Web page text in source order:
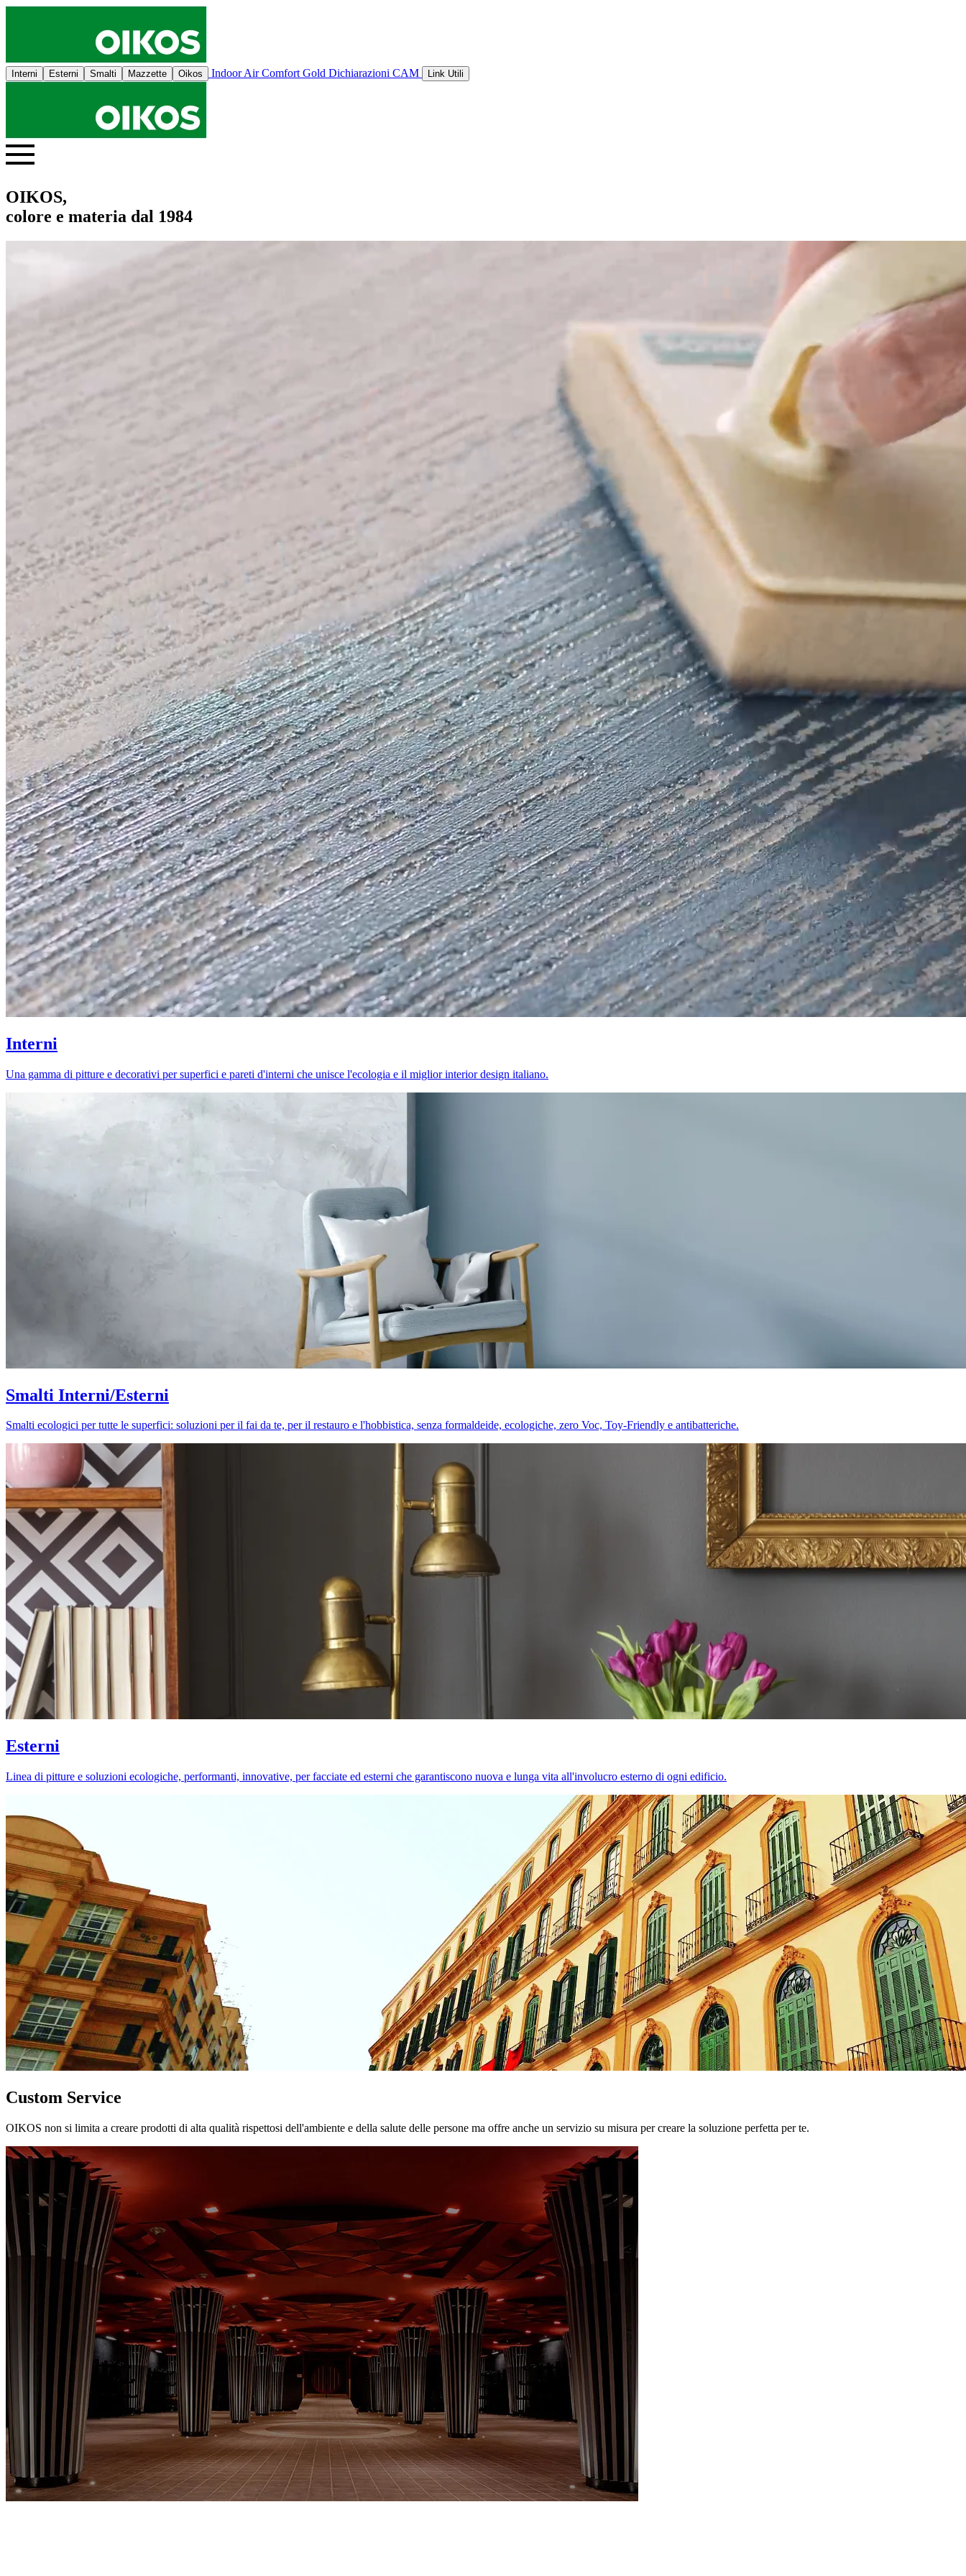
Interni Esterni Smalti Mazzette Oikos Indoor Air Comfort Gold Dichiarazioni CAM Link Utili
OIKOS,
colore e materia dal 1984
Interni
Una gamma di pitture e decorativi per superfici e pareti d'interni che unisce l'ecologia e il miglior interior design italiano.
Smalti Interni/Esterni
Smalti ecologici per tutte le superfici: soluzioni per il fai da te, per il restauro e l'hobbistica, senza formaldeide, ecologiche, zero Voc, Toy-Friendly e antibatteriche.
Esterni
Linea di pitture e soluzioni ecologiche, performanti, innovative, per facciate ed esterni che garantiscono nuova e lunga vita all'involucro esterno di ogni edificio.
Custom Service
OIKOS non si limita a creare prodotti di alta qualità rispettosi dell'ambiente e della salute delle persone ma offre anche un servizio su misura per creare la soluzione perfetta per te.